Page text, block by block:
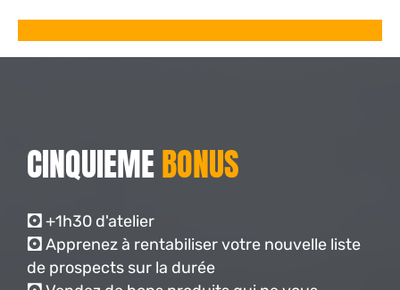
CINQUIEMEBONUS
🖸 +1h30 d'atelier
🖸 Apprenez à rentabiliser votre nouvelle liste
de prospects sur la durée